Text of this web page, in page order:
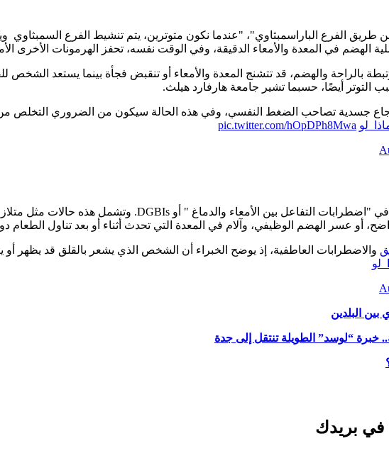
الفرع الباراسمبثاوي"، "عندما نكون متوترين، يتم تنشيط الفرع السمبثاوي
الهضم في المعدة والأمعاء الدقيقة، وفي الوقت نفسه، تحفز الهرمونات الأخرى
بالراحة والهضم، قد تتشنج المعدة والأمعاء أو تنقبض فجأة بينما يستعد الشخص
التوتر أيضًا، حسبما تشير جامعة هارفارد هيلث.
جسدية تصاحب الضغط النفسي، وفي هذه الحالة سيكون من الضروري التخلص
pic.twitter.com/hOpDPh8Mwa
أو عسر الهضم الوظيفي، وآلام في المعدة التي تحدث أثناء أو بعد تناول
والاضطرابات العاطفية، إذ يوضح الخبراء أن الشخص الذي يشعر بالقلق قد يظهر
بين البلدين
خبرة “لوسد” الطويلة تنتقل إلى جدة
في بريدك